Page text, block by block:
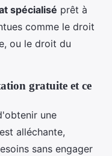
spécialisé prêt à
comme le droit
ou le droit du
gratuite et ce
une
est alléchante,
sans engager